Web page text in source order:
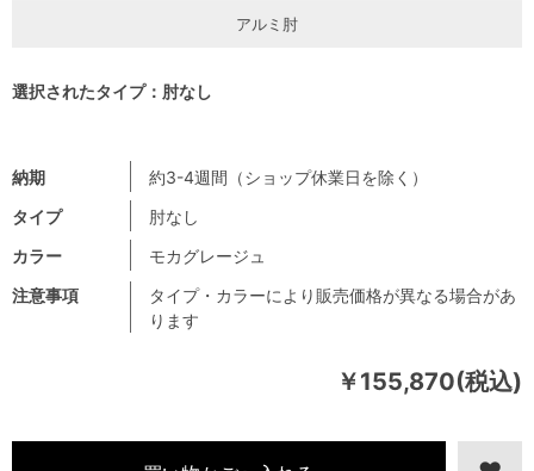
￥155,870(税込)
注意事項
タイプ・カラーにより販売価格が異なる場合があ
ります
納期
約3-4週間（ショップ休業日を除く）
タイプ
肘なし
カラー
モカグレージュ
アルミ肘
選択されたタイプ：肘なし